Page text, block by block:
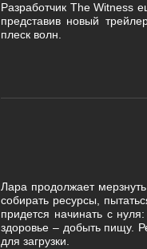
Разработчик The Witness
представив новый
плеск волн.
Лара продолжает
собирать ресурсы,
придется начинать с
здоровье – добыть пищу.
для загрузки.